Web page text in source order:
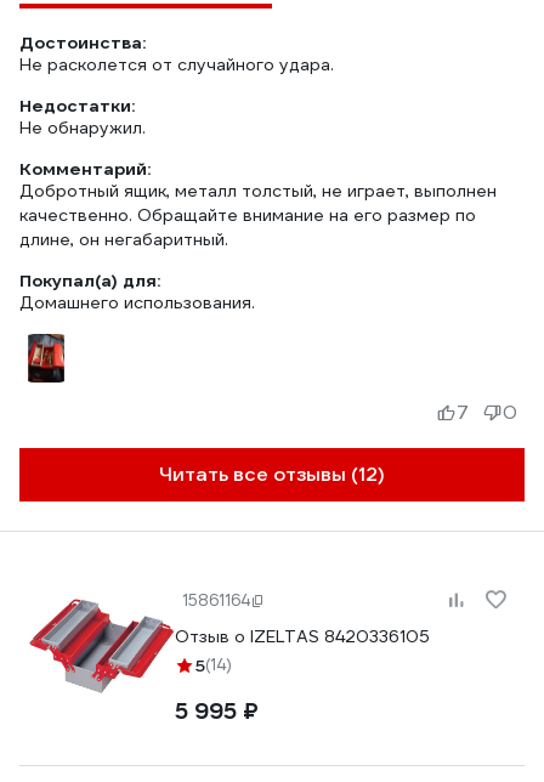
Достоинства:
Не расколется от случайного удара.
Недостатки:
Не обнаружил.
Комментарий:
Добротный ящик, металл толстый, не играет, выполнен
качественно. Обращайте внимание на его размер по
длине, он негабаритный.
Покупал(а) для:
Домашнего использования.
Читать все отзывы (12)
7 0
15861164
Отзыв о IZELTAS 8420336105
5(14)
5 995 ₽